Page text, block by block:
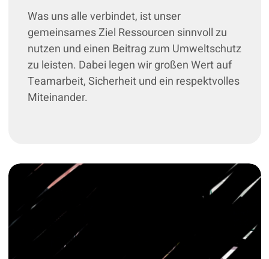
Was uns alle verbindet, ist unser
gemeinsames Ziel Ressourcen sinnvoll zu
nutzen und einen Beitrag zum Umweltschutz
zu leisten. Dabei legen wir großen Wert auf
Teamarbeit, Sicherheit und ein respektvolles
Miteinander.